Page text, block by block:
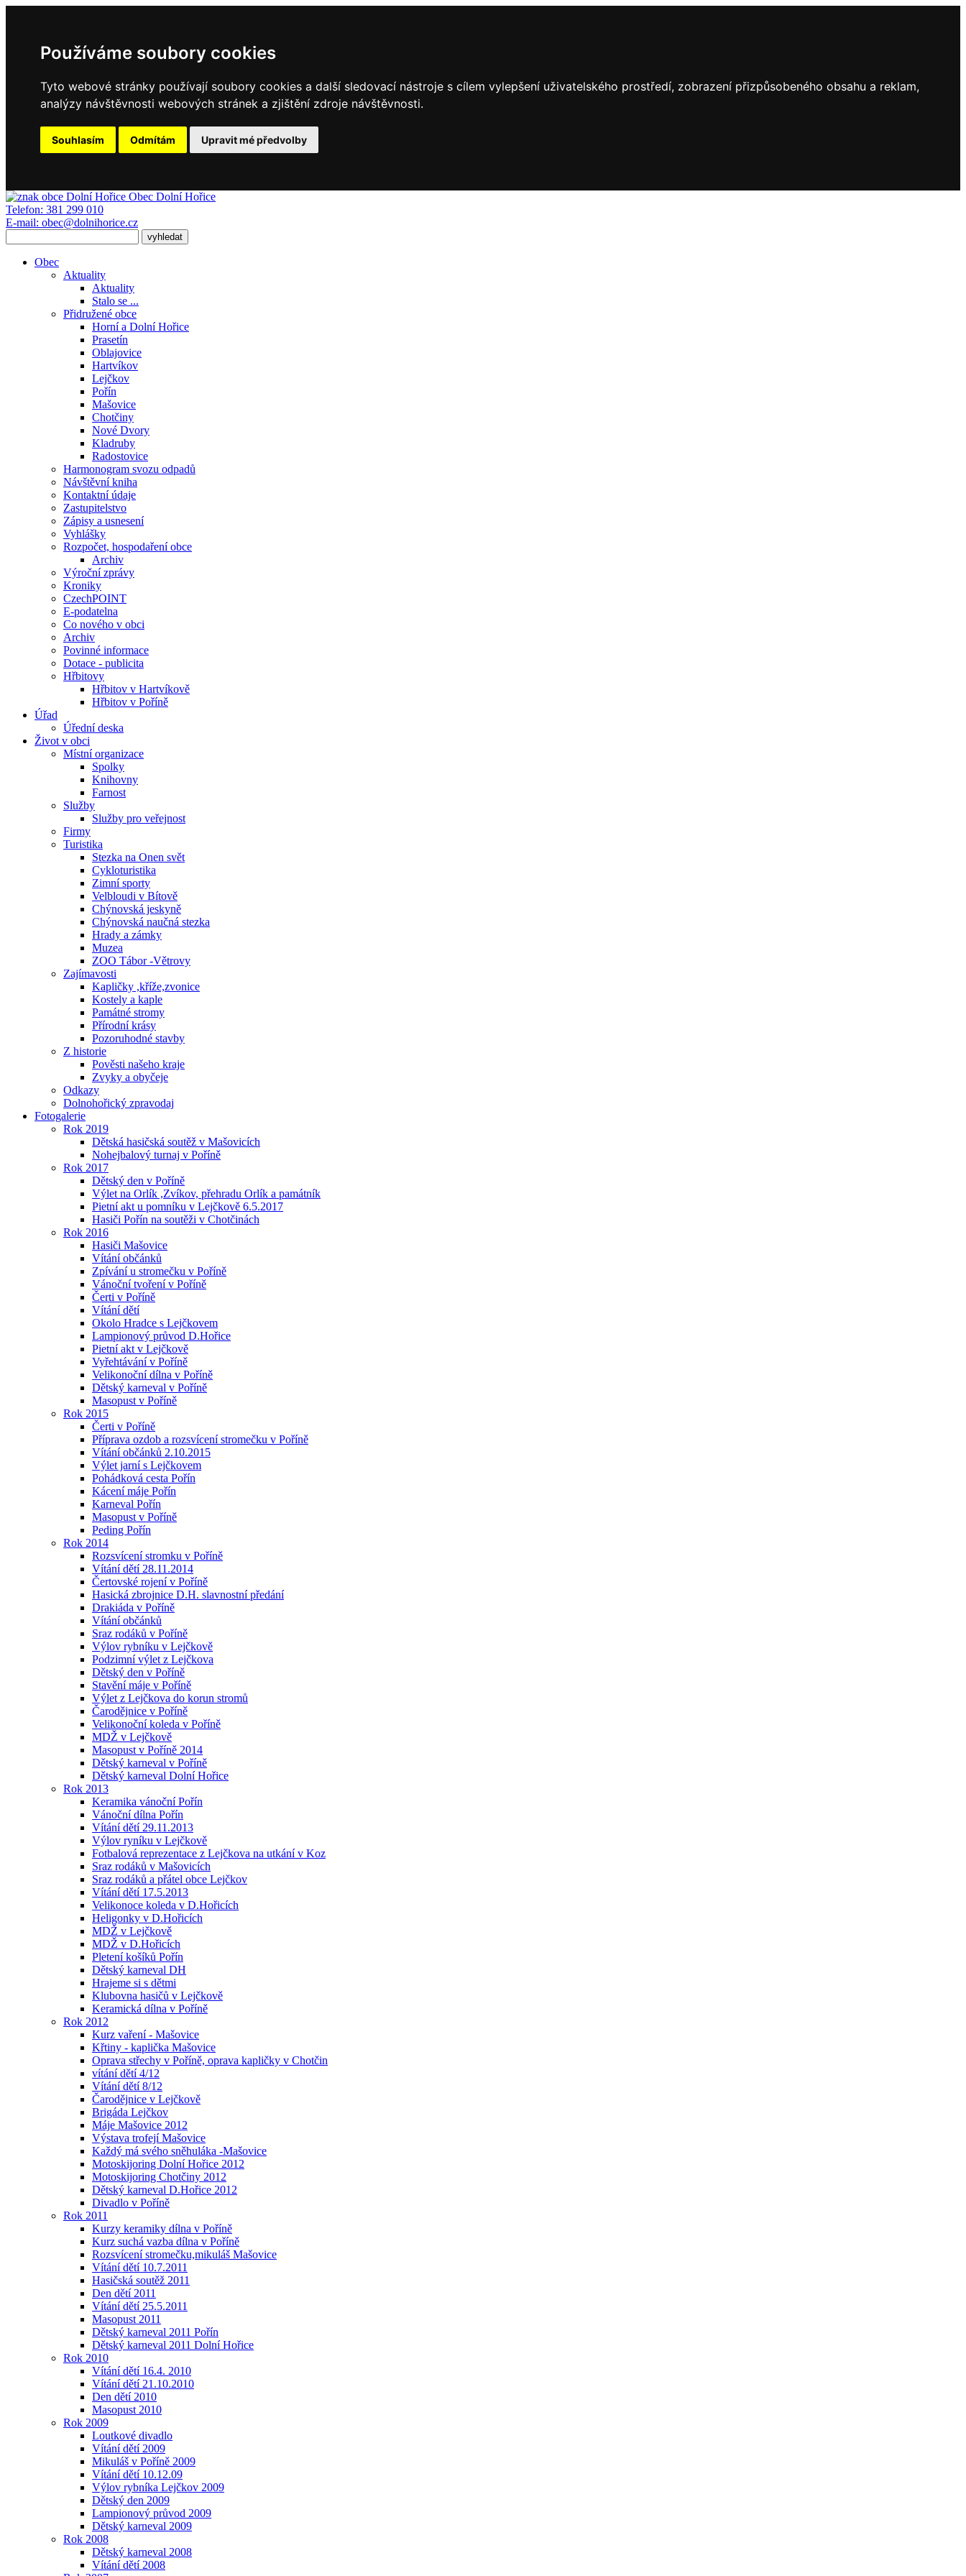
Používáme soubory cookies
Tyto webové stránky používají soubory cookies a další sledovací nástroje s cílem vylepšení uživatelského prostředí, zobrazení přizpůsobeného obsahu a reklam,
analýzy návštěvnosti webových stránek a zjištění zdroje návštěvnosti.
Souhlasím Odmítám Upravit mé předvolby
Obec Dolní Hořice
Telefon: 381 299 010
E-mail: obec@dolnihorice.cz
Obec
Aktuality
Aktuality
Stalo se ...
Přidružené obce
Horní a Dolní Hořice
Prasetín
Oblajovice
Hartvíkov
Lejčkov
Pořín
Mašovice
Chotčiny
Nové Dvory
Kladruby
Radostovice
Harmonogram svozu odpadů
Návštěvní kniha
Kontaktní údaje
Zastupitelstvo
Zápisy a usnesení
Vyhlášky
Rozpočet, hospodaření obce
Archiv
Výroční zprávy
Kroniky
CzechPOINT
E-podatelna
Co nového v obci
Archiv
Povinné informace
Dotace - publicita
Hřbitovy
Hřbitov v Hartvíkově
Hřbitov v Poříně
Úřad
Úřední deska
Život v obci
Místní organizace
Spolky
Knihovny
Farnost
Služby
Služby pro veřejnost
Firmy
Turistika
Stezka na Onen svět
Cykloturistika
Zimní sporty
Velbloudi v Bítově
Chýnovská jeskyně
Chýnovská naučná stezka
Hrady a zámky
Muzea
ZOO Tábor -Větrovy
Zajímavosti
Kapličky ,kříže,zvonice
Kostely a kaple
Památné stromy
Přírodní krásy
Pozoruhodné stavby
Z historie
Pověsti našeho kraje
Zvyky a obyčeje
Odkazy
Dolnohořický zpravodaj
Fotogalerie
Rok 2019
Dětská hasičská soutěž v Mašovicích
Nohejbalový turnaj v Poříně
Rok 2017
Dětský den v Poříně
Výlet na Orlík ,Zvíkov, přehradu Orlík a památník
Pietní akt u pomníku v Lejčkově 6.5.2017
Hasiči Pořín na soutěži v Chotčinách
Rok 2016
Hasiči Mašovice
Vítání občánků
Zpívání u stromečku v Poříně
Vánoční tvoření v Poříně
Čerti v Poříně
Vítání dětí
Okolo Hradce s Lejčkovem
Lampionový průvod D.Hořice
Pietní akt v Lejčkově
Vyřehtávání v Poříně
Velikonoční dílna v Poříně
Dětský karneval v Poříně
Masopust v Poříně
Rok 2015
Čerti v Poříně
Příprava ozdob a rozsvícení stromečku v Poříně
Vítání občánků 2.10.2015
Výlet jarní s Lejčkovem
Pohádková cesta Pořín
Kácení máje Pořín
Karneval Pořín
Masopust v Poříně
Peding Pořín
Rok 2014
Rozsvícení stromku v Poříně
Vítání dětí 28.11.2014
Čertovské rojení v Poříně
Hasická zbrojnice D.H. slavnostní předání
Drakiáda v Poříně
Vítání občánků
Sraz rodáků v Poříně
Výlov rybníku v Lejčkově
Podzimní výlet z Lejčkova
Dětský den v Poříně
Stavění máje v Poříně
Výlet z Lejčkova do korun stromů
Čarodějnice v Poříně
Velikonoční koleda v Poříně
MDŽ v Lejčkově
Masopust v Poříně 2014
Dětský karneval v Poříně
Dětský karneval Dolní Hořice
Rok 2013
Keramika vánoční Pořín
Vánoční dílna Pořín
Vítání dětí 29.11.2013
Výlov ryníku v Lejčkově
Fotbalová reprezentace z Lejčkova na utkání v Koz
Sraz rodáků v Mašovicích
Sraz rodáků a přátel obce Lejčkov
Vítání dětí 17.5.2013
Velikonoce koleda v D.Hořicích
Heligonky v D.Hořicích
MDŽ v Lejčkově
MDŽ v D.Hořicích
Pletení košíků Pořín
Dětský karneval DH
Hrajeme si s dětmi
Klubovna hasičů v Lejčkově
Keramická dílna v Poříně
Rok 2012
Kurz vaření - Mašovice
Křtiny - kaplička Mašovice
Oprava střechy v Poříně, oprava kapličky v Chotčin
vítání dětí 4/12
Vítání dětí 8/12
Čarodějnice v Lejčkově
Brigáda Lejčkov
Máje Mašovice 2012
Výstava trofejí Mašovice
Každý má svého sněhuláka -Mašovice
Motoskijoring Dolní Hořice 2012
Motoskijoring Chotčiny 2012
Dětský karneval D.Hořice 2012
Divadlo v Poříně
Rok 2011
Kurzy keramiky dílna v Poříně
Kurz suchá vazba dílna v Poříně
Rozsvícení stromečku,mikuláš Mašovice
Vítání dětí 10.7.2011
Hasičská soutěž 2011
Den dětí 2011
Vítání dětí 25.5.2011
Masopust 2011
Dětský karneval 2011 Pořín
Dětský karneval 2011 Dolní Hořice
Rok 2010
Vítání dětí 16.4. 2010
Vítání dětí 21.10.2010
Den dětí 2010
Masopust 2010
Rok 2009
Loutkové divadlo
Vítání dětí 2009
Mikuláš v Poříně 2009
Vítání dětí 10.12.09
Výlov rybníka Lejčkov 2009
Dětský den 2009
Lampionový průvod 2009
Dětský karneval 2009
Rok 2008
Dětský karneval 2008
Vítání dětí 2008